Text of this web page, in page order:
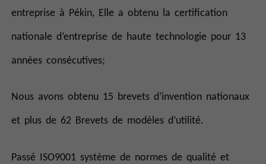
entreprise à Pékin, Elle a obtenu la certification
nationale d’entreprise de haute technologie pour 13
années consécutives;
Nous avons obtenu 15 brevets d’invention nationaux
et plus de 62 Brevets de modèles d’utilité.
Passé ISO9001 système de normes de qualité et